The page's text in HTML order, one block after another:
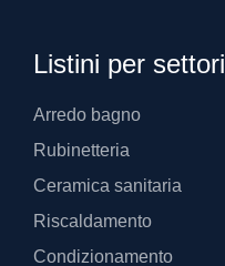
Listini per settori
Arredo bagno
Rubinetteria
Ceramica sanitaria
Riscaldamento
Condizionamento